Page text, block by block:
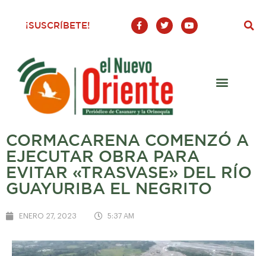
¡SUSCRÍBETE!
F
a
c
o
o
-
T
w
i
Y
o
u
CORMACARENA COMENZÓ A
EJECUTAR OBRA PARA
EVITAR «TRASVASE» DEL RÍO
GUAYURIBA EL NEGRITO
ENERO 27, 2023 5:37 AM